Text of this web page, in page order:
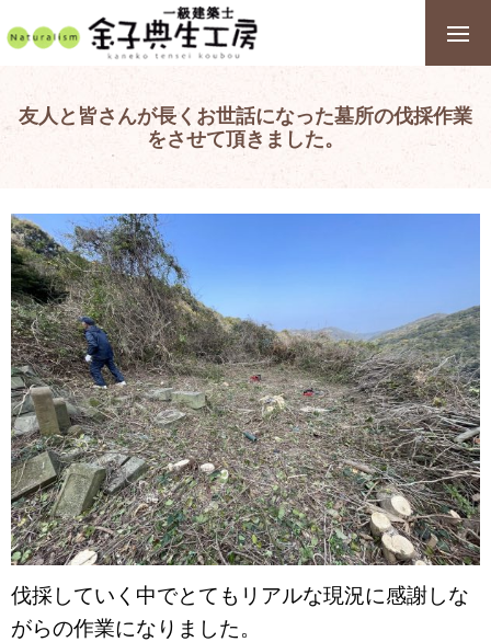
友人と皆さんが長くお世話になった墓所の伐採作業
をさせて頂きました。
伐採していく中でとてもリアルな現況に感謝しな
がらの作業になりました。